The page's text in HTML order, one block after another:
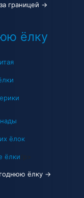
границей →
ёлку
ёлок
ёлки
ёлку →